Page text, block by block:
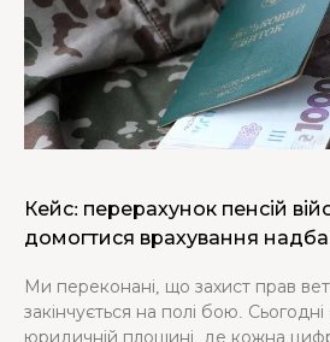
Кейс: перерахунок пенсій
домогтися врахування
Ми переконані, що захист прав
закінчується на полі бою.
юридичній площині, де кожна